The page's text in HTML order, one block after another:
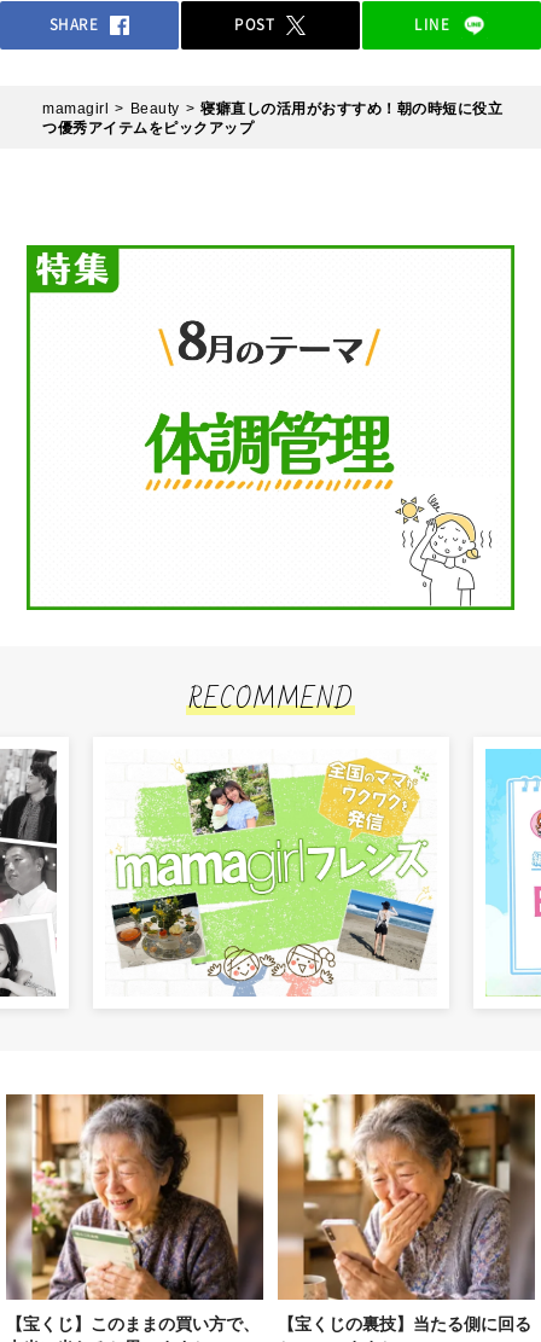
SHARE POST LINE
mamagirl Beauty
寝癖直しの活用がおすすめ！朝の時短に役立
つ優秀アイテムをピックアップ
RECOMMEND
【宝くじ】このままの買い方で、
【宝くじの裏技】当たる側に回る